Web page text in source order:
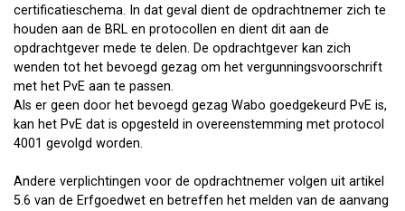
certificatieschema. In dat geval dient de opdrachtnemer zich te
houden aan de BRL en protocollen en dient dit aan de
opdrachtgever mede te delen. De opdrachtgever kan zich
wenden tot het bevoegd gezag om het vergunningsvoorschrift
met het PvE aan te passen.
Als er geen door het bevoegd gezag Wabo goedgekeurd PvE is,
kan het PvE dat is opgesteld in overeenstemming met protocol
4001 gevolgd worden.
Andere verplichtingen voor de opdrachtnemer volgen uit artikel
5.6 van de Erfgoedwet en betreffen het melden van de aanvang